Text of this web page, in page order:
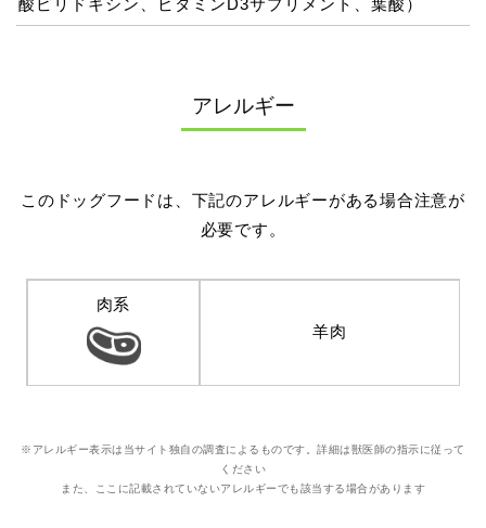
アレルギー
このドッグフードは、下記のアレルギーがある場合注意が
必要です。
肉系
羊肉
※アレルギー表示は当サイト独自の調査によるものです。詳細は獣医師の指示に従って
ください
また、ここに記載されていないアレルギーでも該当する場合があります